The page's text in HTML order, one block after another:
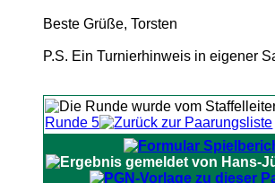
Beste Grüße, Torsten
P.S. Ein Turnierhinweis in eigener
Runde 5